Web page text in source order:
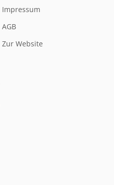
Impressum
AGB
Zur Website